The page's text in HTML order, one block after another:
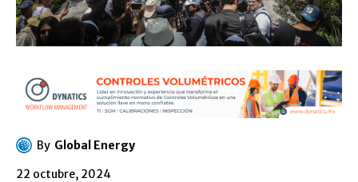
By Global Energy
22 octubre, 2024